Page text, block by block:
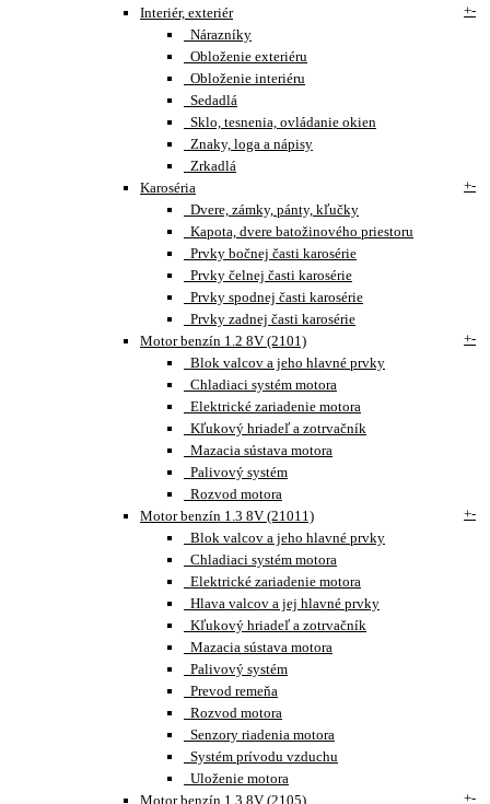
Interiér, exteriér
+-
Nárazníky
Obloženie exteriéru
Obloženie interiéru
Sedadlá
Sklo, tesnenia, ovládanie okien
Znaky, loga a nápisy
Zrkadlá
Karoséria
+-
Dvere, zámky, pánty, kľučky
Kapota, dvere batožinového priestoru
Prvky bočnej časti karosérie
Prvky čelnej časti karosérie
Prvky spodnej časti karosérie
Prvky zadnej časti karosérie
Motor benzín 1.2 8V (2101)
+-
Blok valcov a jeho hlavné prvky
Chladiaci systém motora
Elektrické zariadenie motora
Kľukový hriadeľ a zotrvačník
Mazacia sústava motora
Palivový systém
Rozvod motora
Motor benzín 1.3 8V (21011)
+-
Blok valcov a jeho hlavné prvky
Chladiaci systém motora
Elektrické zariadenie motora
Hlava valcov a jej hlavné prvky
Kľukový hriadeľ a zotrvačník
Mazacia sústava motora
Palivový systém
Prevod remeňa
Rozvod motora
Senzory riadenia motora
Systém prívodu vzduchu
Uloženie motora
Motor benzín 1.3 8V (2105)
+-